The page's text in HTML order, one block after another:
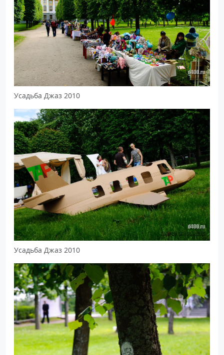
Усадьба Джаз 2010
Усадьба Джаз 2010